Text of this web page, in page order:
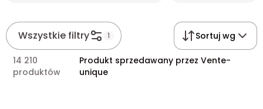
Wszystkie filtry 1 Sortuj wg
14 210
produktów
Produkt sprzedawany przez Vente-
unique